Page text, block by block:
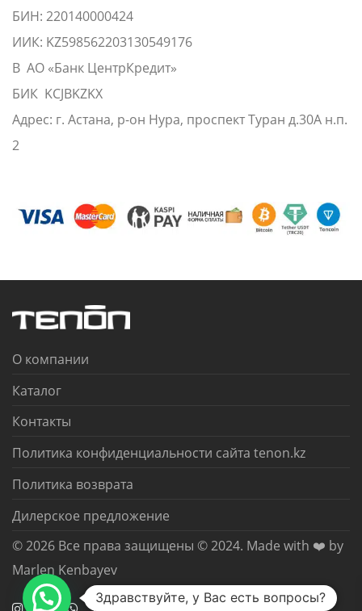
БИН: 220140000424
ИИК: KZ598562203130549176
В АО «Банк ЦентрКредит»
БИК KCJBKZKX
Адрес: г. Астана, р-он Нура, проспект Туран д.30А н.п.
2
О компании
Каталог
Контакты
Политика конфиденциальности сайта tenon.kz
Политика возврата
Дилерское предложение
© 2026 Все права защищены © 2024. Made with ❤️ by
Marlen Kenbayev
Здравствуйте, у Вас есть вопросы?